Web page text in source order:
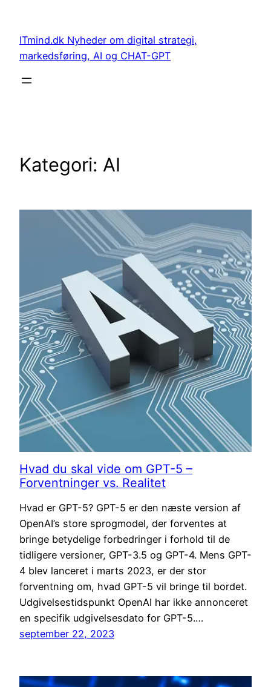
indhold
ITmind.dk Nyheder om digital strategi,
markedsføring, AI og CHAT-GPT
Kategori: AI
Hvad du skal vide om GPT-5 –
Forventninger vs. Realitet
Hvad er GPT-5? GPT-5 er den næste version af
OpenAI’s store sprogmodel, der forventes at
bringe betydelige forbedringer i forhold til de
tidligere versioner, GPT-3.5 og GPT-4. Mens GPT-
4 blev lanceret i marts 2023, er der stor
forventning om, hvad GPT-5 vil bringe til bordet.
Udgivelsestidspunkt OpenAI har ikke annonceret
en specifik udgivelsesdato for GPT-5.…
september 22, 2023